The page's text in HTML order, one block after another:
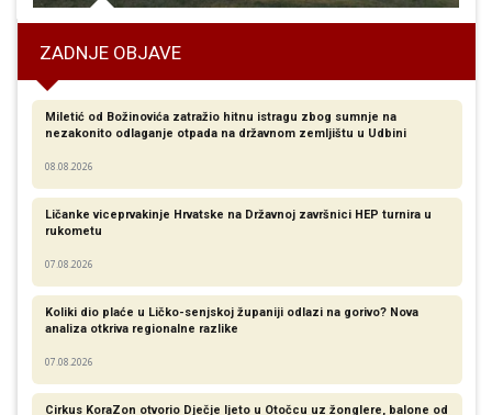
ZADNJE OBJAVE
Miletić od Božinovića zatražio hitnu istragu zbog sumnje na
nezakonito odlaganje otpada na državnom zemljištu u Udbini
08.08.2026
Ličanke viceprvakinje Hrvatske na Državnoj završnici HEP turnira u
rukometu
07.08.2026
Koliki dio plaće u Ličko-senjskoj županiji odlazi na gorivo? Nova
analiza otkriva regionalne razlike​
07.08.2026
Cirkus KoraZon otvorio Dječje ljeto u Otočcu uz žonglere, balone od